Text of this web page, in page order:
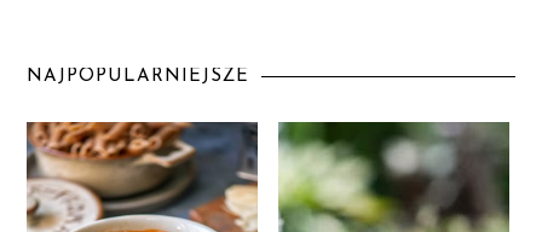
NAJPOPULARNIEJSZE